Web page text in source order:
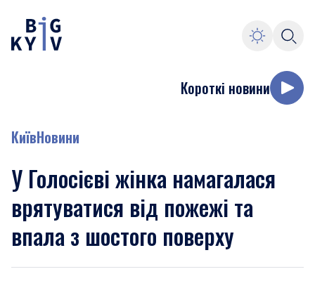
Короткі новини
КиївНовини
У Голосієві жінка намагалася
врятуватися від пожежі та
впала з шостого поверху